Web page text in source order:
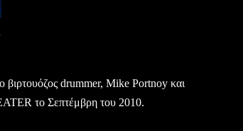
βιρτουόζος drummer, Mike Portnoy και
το Σεπτέμβρη του 2010.